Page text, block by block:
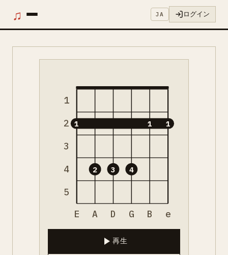
♫ JA ログイン
1
2
3
4
5
1
2 3 4
1 1
E A D G B e
再生